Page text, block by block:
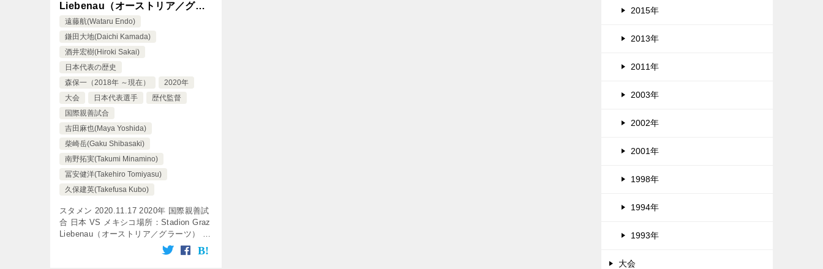
Liebenau（オーストリア／グラ
ーツ）
遠藤航(Wataru Endo)
鎌田大地(Daichi Kamada)
酒井宏樹(Hiroki Sakai)
日本代表の歴史
森保一（2018年 ～現在）
2020年
大会
日本代表選手
歴代監督
国際親善試合
吉田麻也(Maya Yoshida)
柴崎岳(Gaku Shibasaki)
南野拓実(Takumi Minamino)
冨安健洋(Takehiro Tomiyasu)
久保建英(Takefusa Kubo)
スタメン 2020.11.17 2020年 国際親善試
合 日本 VS メキシコ場所：Stadion Graz
Liebenau（オーストリア／グラーツ） 監
督：森保 一 メキシコ 日本 2 0 前半 0 前
2015年
2013年
2011年
2003年
2002年
2001年
1998年
1994年
1993年
大会